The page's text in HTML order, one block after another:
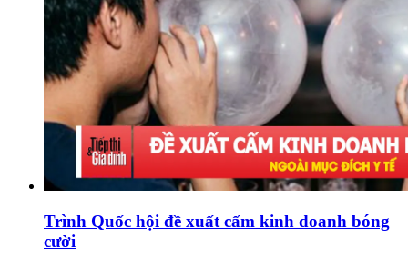
Trình Quốc hội đề xuất cấm kinh doanh bóng
cười